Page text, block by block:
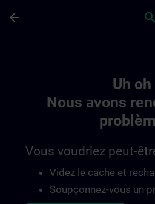
arrow_back search
Uh oh
Nous avons
Vous voudriez peut-
Videz le cache et
Soupçonnez-vous un